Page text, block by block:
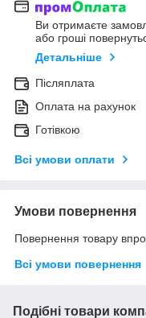
Ви отримаєте
або гроші
Детальніше
Післяплата
Оплата на рахунок
Готівкою
Всі умови оплати
Умови повернення
Повернення товару
Всі умови повернення
Подібні товари